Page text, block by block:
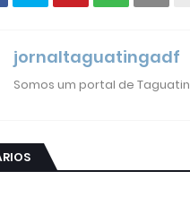
jornaltaguatingadf
Somos um portal de